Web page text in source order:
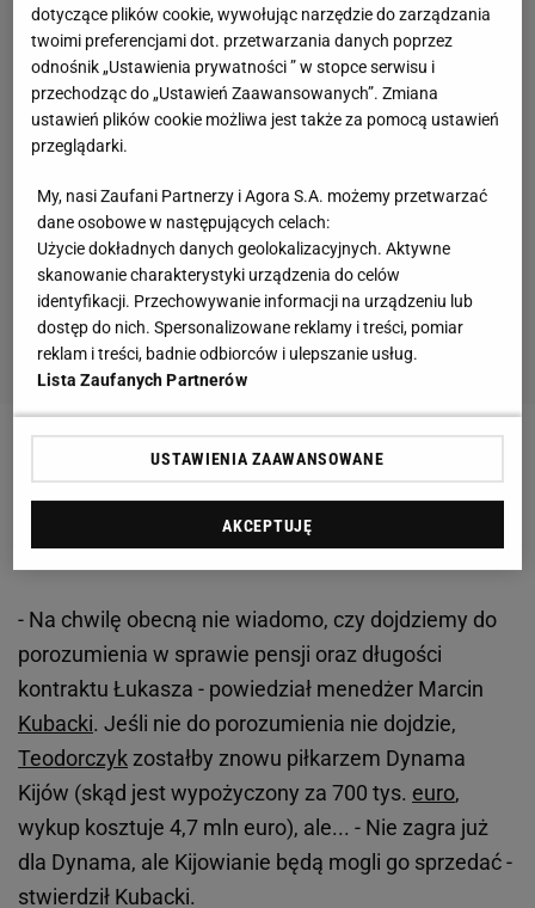
W dodatku Anderlecht wie, że zatrzymanie
występom zwrócił na siebie uwagę m.in. angielskich
- Na chwilę obecną nie wiadomo, czy dojdziemy do
porozumienia w sprawie pensji oraz długości
kontraktu Łukasza - powiedział menedżer Marcin
Kubacki. Jeśli nie do porozumienia nie dojdzie,
Teodorczyk zostałby znowu piłkarzem Dynama
Kijów (skąd jest wypożyczony za 700 tys. euro,
wykup kosztuje 4,7 mln euro), ale... - Nie zagra już
dla Dynama, ale Kijowianie będą mogli go sprzedać -
stwierdził Kubacki.
dotyczące plików cookie, wywołując narzędzie do zarządzania
twoimi preferencjami dot. przetwarzania danych poprzez
odnośnik „Ustawienia prywatności ” w stopce serwisu i
przechodząc do „Ustawień Zaawansowanych”. Zmiana
ustawień plików cookie możliwa jest także za pomocą ustawień
przeglądarki.
My, nasi Zaufani Partnerzy i Agora S.A. możemy przetwarzać
dane osobowe w następujących celach:
Użycie dokładnych danych geolokalizacyjnych. Aktywne
skanowanie charakterystyki urządzenia do celów
identyfikacji. Przechowywanie informacji na urządzeniu lub
dostęp do nich. Spersonalizowane reklamy i treści, pomiar
reklam i treści, badnie odbiorców i ulepszanie usług.
Lista Zaufanych Partnerów
USTAWIENIA ZAAWANSOWANE
AKCEPTUJĘ